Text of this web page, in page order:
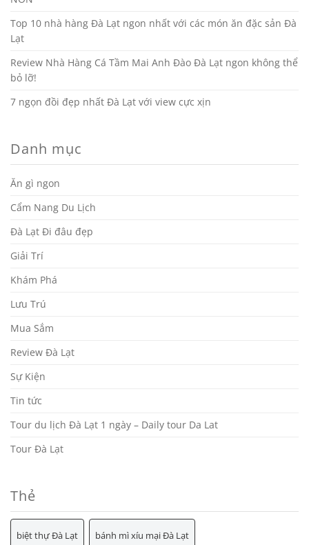
Top 10 nhà hàng Đà Lạt ngon nhất với các món ăn đặc sản Đà
Lạt
Review Nhà Hàng Cá Tầm Mai Anh Đào Đà Lạt ngon không thể
bỏ lỡ!
7 ngọn đồi đẹp nhất Đà Lạt với view cực xịn
Danh mục
Ăn gì ngon
Cẩm Nang Du Lịch
Đà Lạt Đi đâu đẹp
Giải Trí
Khám Phá
Lưu Trú
Mua Sắm
Review Đà Lạt
Sự Kiện
Tin tức
Tour du lịch Đà Lạt 1 ngày – Daily tour Da Lat
Tour Đà Lạt
Thẻ
biệt thự Đà Lạt bánh mì xíu mại Đà Lạt